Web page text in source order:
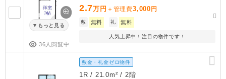
もっと見る
36人閲覧中
2.7万円 ＋管理費3,000 円
敷 無料 礼 無料
人気上昇中！注目の物件です！
敷金・礼金ゼロ物件
1R / 21.0m² / 2階